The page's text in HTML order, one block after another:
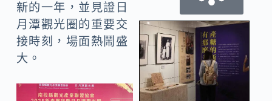
新的一年，並見證日
月潭觀光圈的重要交
接時刻，場面熱鬧盛
大。